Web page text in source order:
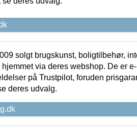
solgt brugskunst, boligtilbehør,
via deres webshop. De er e-
på Trustpilot, foruden
deres udvalg.